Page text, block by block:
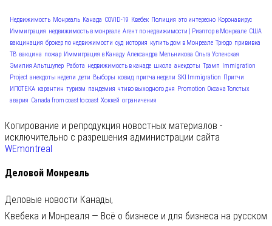
Недвижимость Монреаль Канада COVID-19 Квебек Полиция это интересно Коронавирус
Иммиграция недвижимость в монреале Агент по недвижимости | Риэлтор в Монреале США
вакцинация брокер по недвижимости суд история купить дом в Монреале Трюдо прививка
ТВ вакцина пожар Иммиграция в Канаду Александра Мельникова Ольга Успенская
Эмилия Альтшулер Работа недвижимость в канаде школа анекдоты Трамп Immigration
Project анекдоты недели дети Выборы ковид притча недели SKI Immigration Притчи
ИПОТЕКА карантин туризм пандемия чтиво выходного дня Promotion Оксана Толстых
авария Canada from coast to coast Хоккей ограничения
Копирование и репродукция новостных материалов -
исключительно с разрешения администрации сайта
WEmontreal
Деловой Монреаль
Деловые новости Канады,
Квебека и Монреаля — Всё о бизнесе и для бизнеса на русском